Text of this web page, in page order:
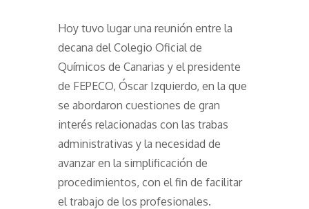
Hoy tuvo lugar una reunión entre la
decana del Colegio Oficial de
Químicos de Canarias y el presidente
de FEPECO, Óscar Izquierdo, en la que
se abordaron cuestiones de gran
interés relacionadas con las trabas
administrativas y la necesidad de
avanzar en la simplificación de
procedimientos, con el fin de facilitar
el trabajo de los profesionales.